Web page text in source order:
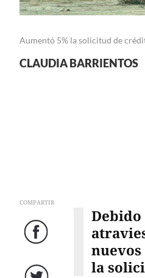
Aumentó 5% la solicitud de
CLAUDIA BARRIENTOS
COMPARTIR
Facebook
Debido
la